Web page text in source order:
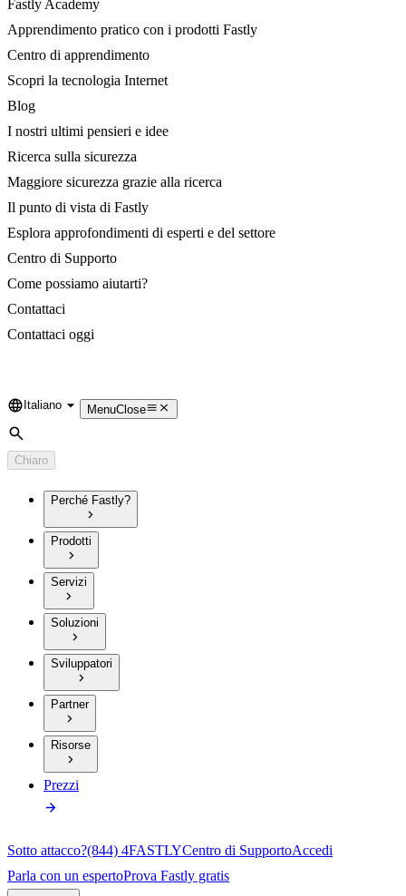
Fastly Academy
Apprendimento pratico con i prodotti Fastly
Centro di apprendimento
Scopri la tecnologia Internet
Blog
I nostri ultimi pensieri e idee
Ricerca sulla sicurezza
Maggiore sicurezza grazie alla ricerca
Il punto di vista di Fastly
Esplora approfondimenti di esperti e del settore
Centro di Supporto
Come possiamo aiutarti?
Contattaci
Contattaci oggi
Language
Italiano MenuClose
Cerca
Chiaro
Perché Fastly?
Prodotti
Servizi
Soluzioni
Sviluppatori
Partner
Risorse
Prezzi
Sotto attacco?(844) 4FASTLYCentro di SupportoAccedi
Parla con un espertoProva Fastly gratis